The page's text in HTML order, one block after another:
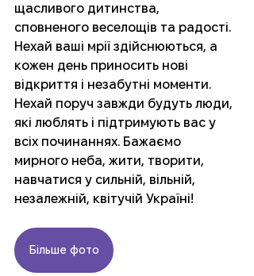
щасливого дитинства,
сповненого веселощів та радості.
Нехай ваші мрії здійснюються, а
кожен день приносить нові
відкриття і незабутні моменти.
Нехай поруч завжди будуть люди,
які люблять і підтримують вас у
всіх починаннях. Бажаємо
мирного неба, жити, творити,
навчатися у сильній, вільній,
незалежній, квітучій Україні!
Більше фото